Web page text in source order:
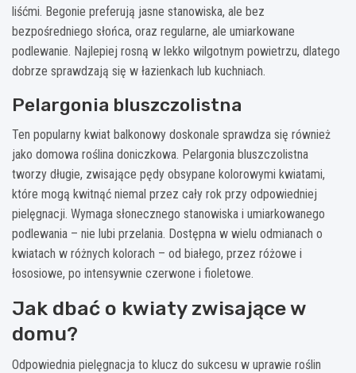
liśćmi. Begonie preferują jasne stanowiska, ale bez
bezpośredniego słońca, oraz regularne, ale umiarkowane
podlewanie. Najlepiej rosną w lekko wilgotnym powietrzu, dlatego
dobrze sprawdzają się w łazienkach lub kuchniach.
Pelargonia bluszczolistna
Ten popularny kwiat balkonowy doskonale sprawdza się również
jako domowa roślina doniczkowa. Pelargonia bluszczolistna
tworzy długie, zwisające pędy obsypane kolorowymi kwiatami,
które mogą kwitnąć niemal przez cały rok przy odpowiedniej
pielęgnacji. Wymaga słonecznego stanowiska i umiarkowanego
podlewania – nie lubi przelania. Dostępna w wielu odmianach o
kwiatach w różnych kolorach – od białego, przez różowe i
łososiowe, po intensywnie czerwone i fioletowe.
Jak dbać o kwiaty zwisające w
domu?
Odpowiednia pielęgnacja to klucz do sukcesu w uprawie roślin